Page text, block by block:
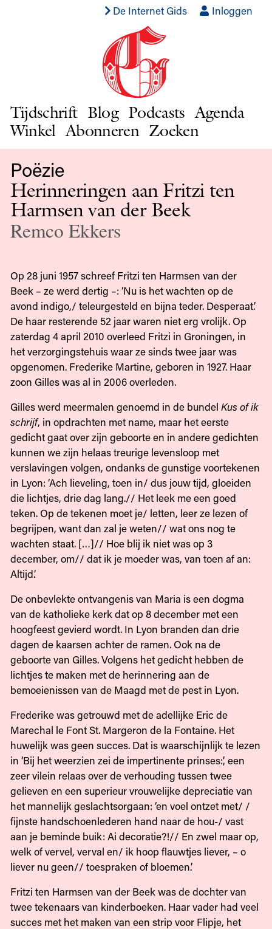
De Internet Gids Inloggen
Tijdschrift Blog Podcasts Agenda
Winkel Abonneren Zoeken
Poëzie
Herinneringen aan Fritzi ten
Harmsen van der Beek
Remco Ekkers
Op 28 juni 1957 schreef Fritzi ten Harmsen van der
Beek – ze werd dertig –: ‘Nu is het wachten op de
avond indigo,/ teleurgesteld en bijna teder. Desperaat.’
De haar resterende 52 jaar waren niet erg vrolijk. Op
zaterdag 4 april 2010 overleed Fritzi in Groningen, in
het verzorgingstehuis waar ze sinds twee jaar was
opgenomen. Frederike Martine, geboren in 1927. Haar
zoon Gilles was al in 2006 overleden.
Gilles werd meermalen genoemd in de bundel Kus of ik
schrijf, in opdrachten met name, maar het eerste
gedicht gaat over zijn geboorte en in andere gedichten
kunnen we zijn helaas treurige levensloop met
verslavingen volgen, ondanks de gunstige voortekenen
in Lyon: ‘Ach lieveling, toen in/ dus jouw tijd, gloeiden
die lichtjes, drie dag lang.// Het leek me een goed
teken. Op de tekenen moet je/ letten, leer ze lezen of
begrijpen, want dan zal je weten// wat ons nog te
wachten staat. […]// Hoe blij ik niet was op 3
december, om// dat ik je moeder was, van toen af an:
Altijd.’
De onbevlekte ontvangenis van Maria is een dogma
van de katholieke kerk dat op 8 december met een
hoogfeest gevierd wordt. In Lyon branden dan drie
dagen de kaarsen achter de ramen. Ook na de
geboorte van Gilles. Volgens het gedicht hebben de
lichtjes te maken met de herinnering aan de
bemoeienissen van de Maagd met de pest in Lyon.
Frederike was getrouwd met de adellijke Eric de
Marechal le Font St. Margeron de la Fontaine. Het
huwelijk was geen succes. Dat is waarschijnlijk te lezen
in ‘Bij het weerzien zei de impertinente prinses:’, een
zeer vilein relaas over de verhouding tussen twee
gelieven en een superieur vrouwelijke depreciatie van
het mannelijk geslachtsorgaan: ‘en voel ontzet met/ /
fijnste handschoenlederen hand naar de hou-/ vast
aan je beminde buik: Ai decoratie?!// En zwel maar op,
welk of vervel, verval en/ ik hoop flauwtjes liever, – o
liever nu geen// toespraken of bloemen.’
Fritzi ten Harmsen van der Beek was de dochter van
twee tekenaars van kinderboeken. Haar vader had veel
succes met het maken van een strip voor Flipje, het